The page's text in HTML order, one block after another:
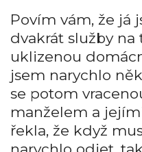
Povím vám, že já
dvakrát služby na
uklizenou
jsem narychlo
se potom
manželem a
řekla, že když